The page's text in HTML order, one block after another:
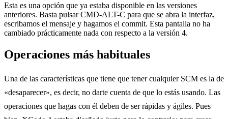
Esta es una opción que ya estaba disponible en las versiones
anteriores. Basta pulsar CMD-ALT-C para que se abra la interfaz,
escribamos el mensaje y hagamos el commit. Esta pantalla no ha
cambiado prácticamente nada con respecto a la versión 4.
Operaciones más habituales
Una de las características que tiene que tener cualquier SCM es la de
«desaparecer», es decir, no darte cuenta de que lo estás usando. Las
operaciones que hagas con él deben de ser rápidas y ágiles. Pues